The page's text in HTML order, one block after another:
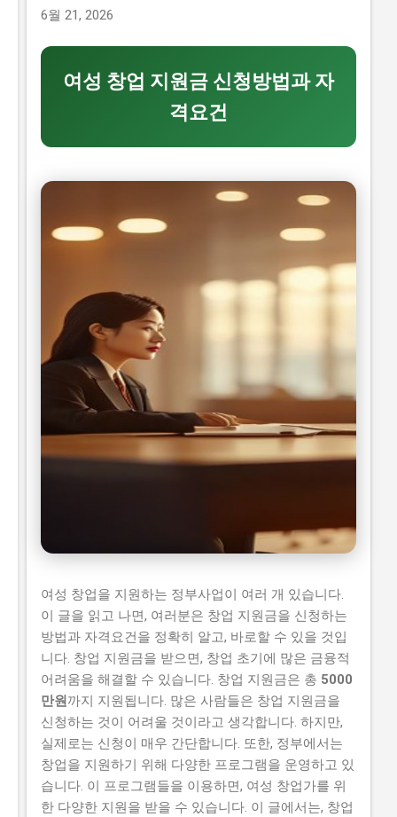
마지막으로,신청 방법이 복잡하여 접수하기 어렵다는 생
에서는 2026년 -브랜드 챌린지 참여기업 모집 연장 공고
를 신청할 수 있는 방법과 자격요건을 구체적으로 설명하
설명하겠습니다. 따라서 이 글을 읽고 2026년 -브랜드 챌
린지 참여기업 모집 연장 공고를 신청하여 소상공인 지원
청 자격과 준비물 지원 내용과 실제 혜택 단계별 신청 방
법 탈락하는 이유와 합격 전략 지금 신청하러 가기 이 사
업, 정말 받을 수 있을까? 이 사업이 뭔지, 지원 규모, 연간
선발 인원, 경쟁률 2026년 -브랜드 챌린지 참여기업 모집
연장 공고는 중소벤처기업부 에서 추진하는 사업으로, 중
소기업의 경쟁력을 강화하고 일자리를 창출하는 것을 목
표로 합니다. 지원 규모는 총 5천만 원 이고, 연간 선발 인
원은 100개사 입니다. 경쟁률은 10:1 로 높습니다. 유사 사
업과 비교 (예비 초기 등 구체적 차이점) 2026년 -브랜드
챌린지 참여기업 모집 연장 공고와 유사한 사업으...
6월 21, 2026
여성 창업 지원금 신청방법과 자
격요건
정부지원사업 정보
여성 창업을 지원하는 정부사업이 여러 개 있습니다.
이 글을 읽고 나면, 여러분은 창업 지원금을 신청하는
방법과 자격요건을 정확히 알고, 바로할 수 있을 것입
니다. 창업 지원금을 받으면, 창업 초기에 많은 금융적
어려움을 해결할 수 있습니다. 창업 지원금은 총 5000
만원까지 지원됩니다. 많은 사람들은 창업 지원금을
신청하는 것이 어려울 것이라고 생각합니다. 하지만,
실제로는 신청이 매우 간단합니다. 또한, 정부에서는
창업을 지원하기 위해 다양한 프로그램을 운영하고 있
습니다. 이 프로그램들을 이용하면, 여성 창업가를 위
한 다양한 지원을 받을 수 있습니다. 이 글에서는, 창업